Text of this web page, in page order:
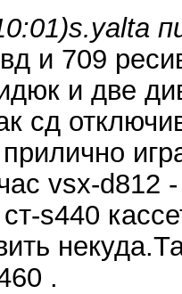
s.yalta
и 709
и две
сд
vsx-d812
s440
.